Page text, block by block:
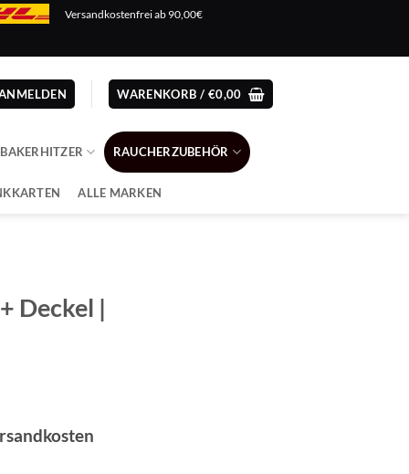
Versandkostenfrei ab 90,00€
WARENKORB / €0,00
RAUCHERZUBEHÖR
ALLE MARKEN
Deckel |